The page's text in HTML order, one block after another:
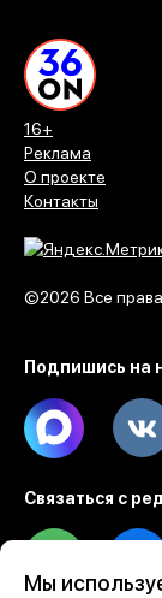
16+
Реклама
О проекте
Контакты
©2026 Все
Подпишись на
Max
Связаться с
Tel
Мы